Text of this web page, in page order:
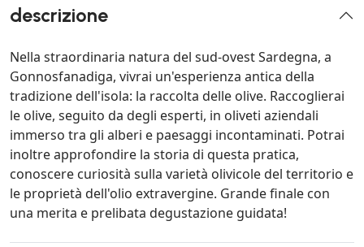
descrizione
Nella straordinaria natura del sud-ovest Sardegna, a
Gonnosfanadiga, vivrai un'esperienza antica della
tradizione dell'isola: la raccolta delle olive. Raccoglierai
le olive, seguito da degli esperti, in oliveti aziendali
immerso tra gli alberi e paesaggi incontaminati. Potrai
inoltre approfondire la storia di questa pratica,
conoscere curiosità sulla varietà olivicole del territorio e
le proprietà dell'olio extravergine. Grande finale con
una merita e prelibata degustazione guidata!